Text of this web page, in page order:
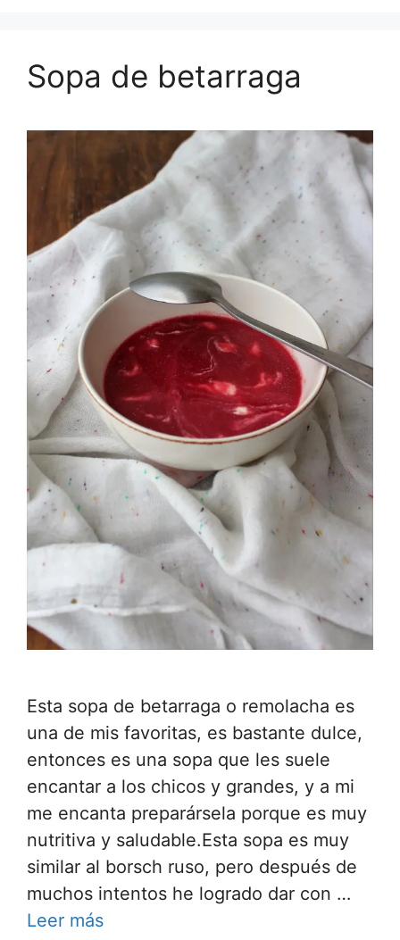
Sopa de betarraga
Esta sopa de betarraga o remolacha es
una de mis favoritas, es bastante dulce,
entonces es una sopa que les suele
encantar a los chicos y grandes, y a mi
me encanta preparársela porque es muy
nutritiva y saludable.Esta sopa es muy
similar al borsch ruso, pero después de
muchos intentos he logrado dar con …
Leer más